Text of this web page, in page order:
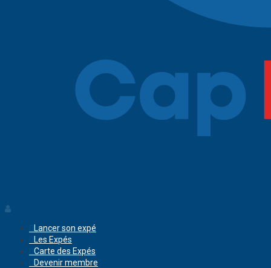
Lancer son expé
Les Expés
Carte des Expés
Devenir membre